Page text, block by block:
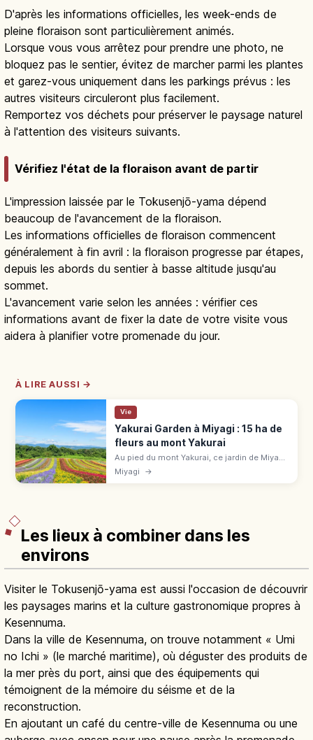
D'après les informations officielles, les week-ends de
pleine floraison sont particulièrement animés.
Lorsque vous vous arrêtez pour prendre une photo, ne
bloquez pas le sentier, évitez de marcher parmi les plantes
et garez-vous uniquement dans les parkings prévus : les
autres visiteurs circuleront plus facilement.
Remportez vos déchets pour préserver le paysage naturel
à l'attention des visiteurs suivants.
Vérifiez l'état de la floraison avant de partir
L'impression laissée par le Tokusenjō-yama dépend
beaucoup de l'avancement de la floraison.
Les informations officielles de floraison commencent
généralement à fin avril : la floraison progresse par étapes,
depuis les abords du sentier à basse altitude jusqu'au
sommet.
L'avancement varie selon les années : vérifier ces
informations avant de fixer la date de votre visite vous
aidera à planifier votre promenade du jour.
À LIRE AUSSI →
Vie
Yakurai Garden à Miyagi : 15 ha de
fleurs au mont Yakurai
Au pied du mont Yakurai, ce jardin de Miyagi
réunit 15 ha, 400 espèces et 8 espaces
fleuris. Tulipes, kochias et illuminations :
Miyagi →
Les lieux à combiner dans les
environs
Visiter le Tokusenjō-yama est aussi l'occasion de découvrir
les paysages marins et la culture gastronomique propres à
Kesennuma.
Dans la ville de Kesennuma, on trouve notamment « Umi
no Ichi » (le marché maritime), où déguster des produits de
la mer près du port, ainsi que des équipements qui
témoignent de la mémoire du séisme et de la
reconstruction.
En ajoutant un café du centre-ville de Kesennuma ou une